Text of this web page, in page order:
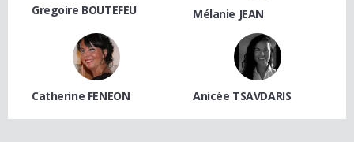
Gregoire BOUTEFEU Mélanie JEAN
Catherine FENEON Anicée TSAVDARIS